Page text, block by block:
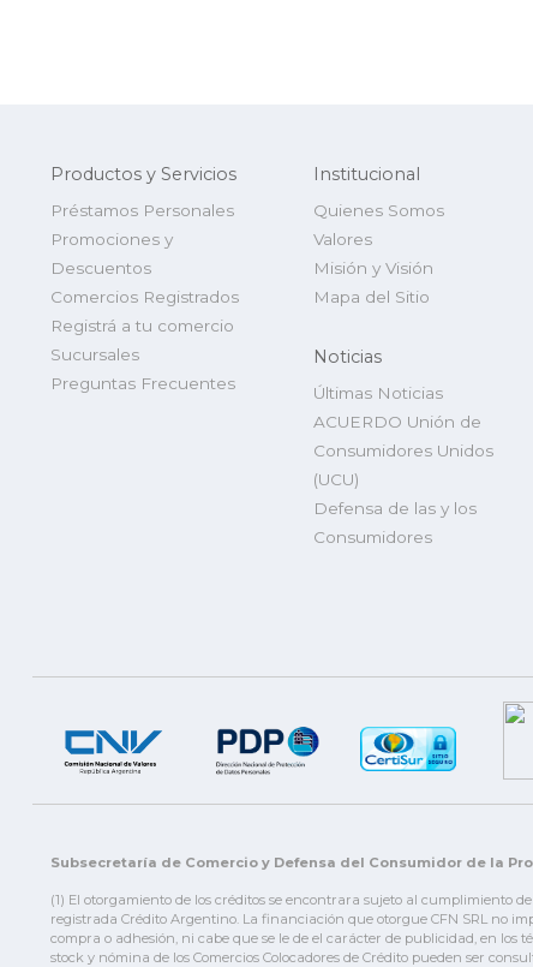
Productos y Servicios
Préstamos Personales
Promociones y
Descuentos
Comercios Registrados
Registrá a tu comercio
Sucursales
Preguntas Frecuentes
Institucional
Quienes Somos
Valores
Misión y Visión
Mapa del Sitio
Noticias
Últimas Noticias
ACUERDO Unión de
Consumidores Unidos
(UCU)
Defensa de las y los
Consumidores
Subsecretaría de Comercio y Defensa del Consumidor de la
(1) El otorgamiento de los créditos se encontrara sujeto al cumplimiento
registrada Crédito Argentino. La financiación que otorgue CFN SRL no
compra o adhesión, ni cabe que se le de el carácter de publicidad, en los
stock y nómina de los Comercios Colocadores de Crédito pueden ser